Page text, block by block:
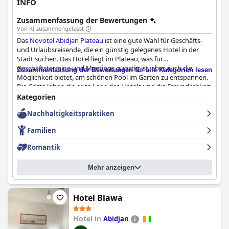
INFO
Zusammenfassung der Bewertungen
Von KI zusammengefasst
Das Novotel Abidjan Plateau ist eine gute Wahl für Geschäfts-
und Urlaubsreisende, die ein günstig gelegenes Hotel in der
Stadt suchen. Das Hotel liegt im Plateau, was für
Geschäftstermine und Meetings günstig ist, aber auch die
Möglichkeit bietet, am schönen Pool im Garten zu entspannen.
Die Gäste loben die gute Lage des Hotels und die Freundlichkeit
des Personals. Auch das Frühstück im Hotel wird von den
Gästen sehr gelobt, viele nennen es "köstlich" und
"ausgezeichnet". Die Zimmer sind komfortabel und sauber, mit
guter Klimatisierung und sehr bequemen Betten. Das Personal
wird von den Gästen sehr geschätzt, viele beschreiben es als
freundlich, professionell und detailgenau. Das WLAN wurde
zwar unterschiedlich bewertet, aber das Hotel hat Lösungen zur
Verbesserung der Situation eingeführt. Insgesamt ist das
Novotel Abidjan Plateaueine gute Wahl für diejenigen, die ein
komfortables Geschäftshotel suchen.
Zusammenfassung der Bewertungen für alle Kategorien lesen
Kategorien
Nachhaltigkeitspraktiken
Familien
Romantik
Mehr anzeigen
Hotel Blawa
Hotel in Abidjan